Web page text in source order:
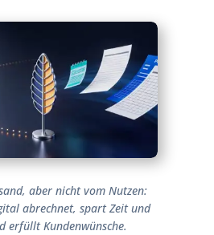
aber nicht vom Nutzen:
abrechnet, spart Zeit und
erfüllt Kundenwünsche.